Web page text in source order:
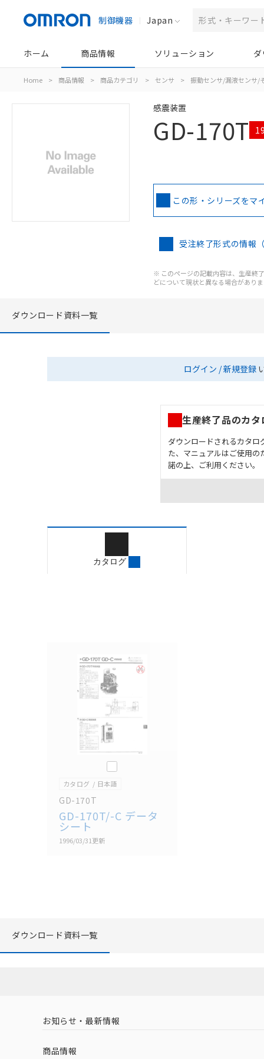
制御機器 Japan
ホーム 商品情報 ソリューション
Home > 商品情報 > 商品カテゴリ > センサ > 振動センサ/漏液センサ/
感震装置
GD-170T
この形・シリーズをマ
受注終了形式の情報
※ このページの記載内容は、生産終
どについて現状と異なる場合があり
ダウンロード資料一覧
ログイン / 新規登録
生産終了品のカ
ダウンロードされるカタ
た、マニュアルはご使用
諾の上、ご利用ください。
カタログ/マニュアルに
カタログ
このカタログを選択
カタログ 日本語
GD-170T
GD-170T/-C データ
シート
1996/03/31更新
ダウンロード資料一覧
お知らせ・最新情報
商品情報